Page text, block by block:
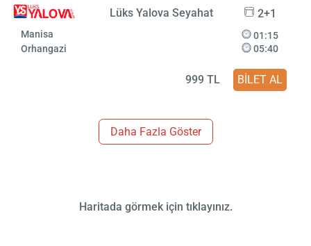
Lüks Yalova Seyahat 2+1
Manisa
Orhangazi
01:15
05:40
999 TL BİLET AL
Daha Fazla Göster
Haritada görmek için tıklayınız.